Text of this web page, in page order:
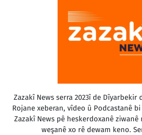
Zazakî News serra 2023î de Dîyarbekir
Rojane xeberan, vîdeo û Podcastanê
Zazakî News pê heskerdoxanê ziwanê
weşanê xo rê dewam keno.